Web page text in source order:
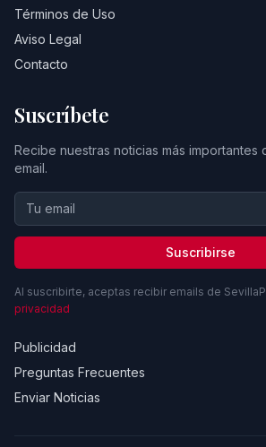
Términos de Uso
Aviso Legal
Contacto
Suscríbete
Recibe nuestras noticias más importantes
email.
Suscribirse
Al suscribirte, aceptas recibir emails de
privacidad
Publicidad
Preguntas Frecuentes
Enviar Noticias